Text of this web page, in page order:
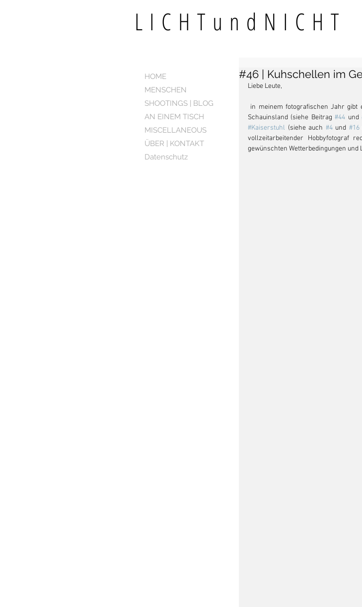
#46 | Kuhschellen im
Liebe Leute,
Schauinsland (siehe Beitrag #44 und
#Kaiserstuhl (siehe auch #4 und #16
vollzeitarbeitender Hobbyfotograf
gewünschten Wetterbedingungen
HOME
MENSCHEN
SHOOTINGS | BLOG
AN EINEM TISCH
MISCELLANEOUS
ÜBER | KONTAKT
Datenschutz